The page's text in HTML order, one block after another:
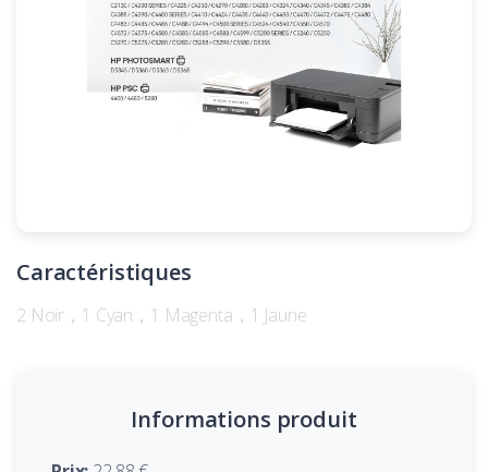
Caractéristiques
2 Noir，1 Cyan，1 Magenta，1 Jaune
Informations produit